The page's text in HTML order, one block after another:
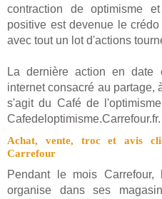
contraction de optimisme
positive est devenue le
avec tout un lot d'actions
La dernière action en date
internet consacré au partage,
s'agit du Café de
Cafedeloptimisme.Carrefour.fr.
Achat, vente, troc et avis
Carrefour
Pendant le mois
organise dans ses